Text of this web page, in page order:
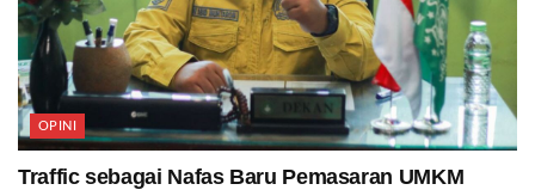
OPINI
Traffic sebagai Nafas Baru Pemasaran UMKM